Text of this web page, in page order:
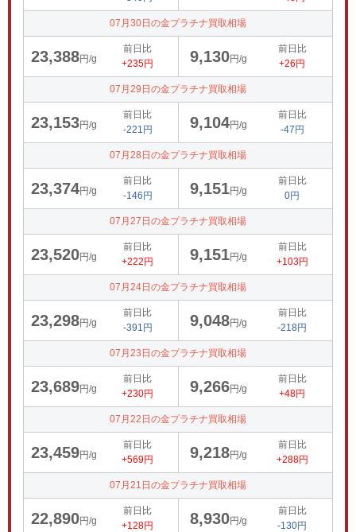
07月30日の金プラチナ買取相場
23,388円/g
前日比
+235円
9,130円/g
前日比
+26円
07月29日の金プラチナ買取相場
23,153円/g
前日比
-221円
9,104円/g
前日比
-47円
07月28日の金プラチナ買取相場
23,374円/g
前日比
-146円
9,151円/g
前日比
0円
07月27日の金プラチナ買取相場
23,520円/g
前日比
+222円
9,151円/g
前日比
+103円
07月24日の金プラチナ買取相場
23,298円/g
前日比
-391円
9,048円/g
前日比
-218円
07月23日の金プラチナ買取相場
23,689円/g
前日比
+230円
9,266円/g
前日比
+48円
07月22日の金プラチナ買取相場
23,459円/g
前日比
+569円
9,218円/g
前日比
+288円
07月21日の金プラチナ買取相場
22,890円/g
前日比
+128円
8,930円/g
前日比
-130円